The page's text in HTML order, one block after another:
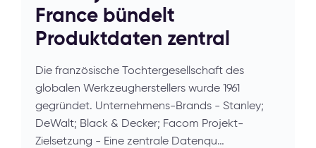
France bündelt
Produktdaten zentral
Die französische Tochtergesellschaft des
globalen Werkzeugherstellers wurde 1961
gegründet. Unternehmens-Brands - Stanley;
DeWalt; Black & Decker; Facom Projekt-
Zielsetzung - Eine zentrale Datenqu…